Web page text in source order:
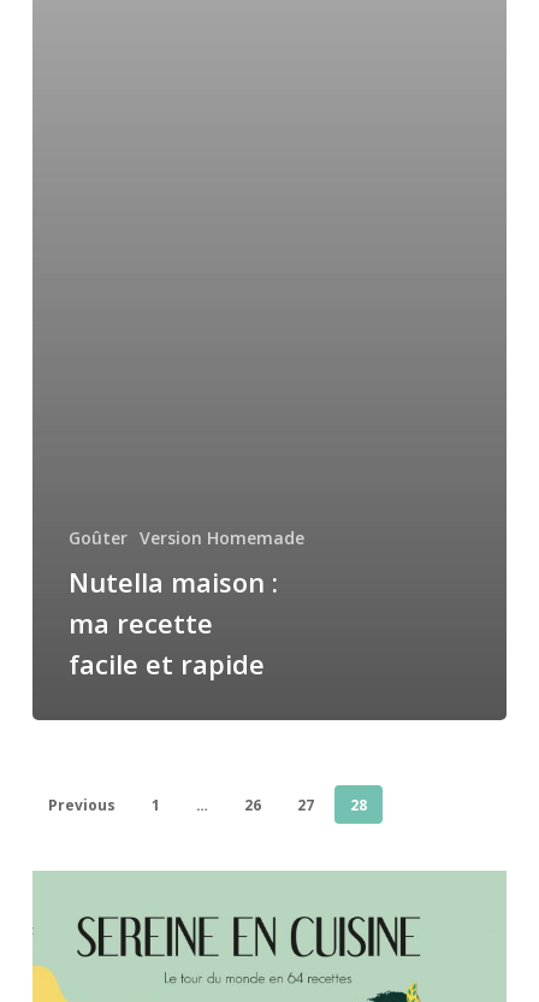
Goûter Version Homemade
Nutella maison :
ma recette
facile et rapide
Previous 1 … 26 27 28